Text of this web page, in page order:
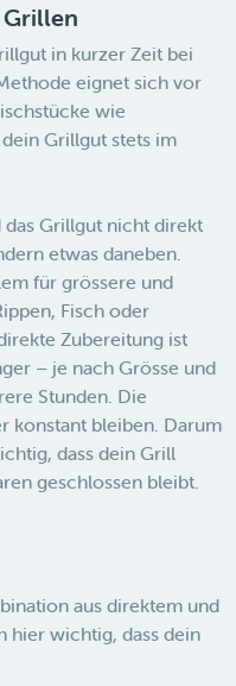
in kurzer Zeit bei
eignet sich vor
wie
Grillgut stets im
das Grillgut nicht direkt
etwas daneben.
für grössere und
Fisch oder
Zubereitung ist
– je nach Grösse und
Stunden. Die
konstant bleiben. Darum
dass dein Grill
geschlossen bleibt.
aus direktem und
hier wichtig, dass dein